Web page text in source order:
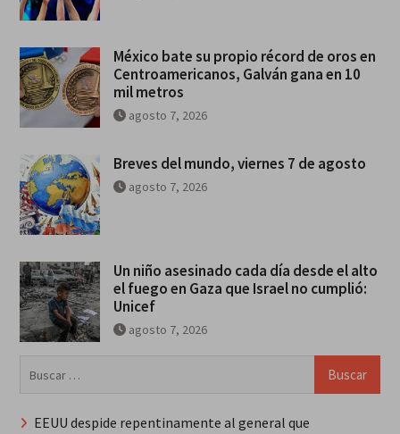
México bate su propio récord de oros en
Centroamericanos, Galván gana en 10
mil metros
agosto 7, 2026
Breves del mundo, viernes 7 de agosto
agosto 7, 2026
Un niño asesinado cada día desde el alto
el fuego en Gaza que Israel no cumplió:
Unicef
agosto 7, 2026
EEUU despide repentinamente al general que